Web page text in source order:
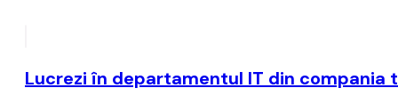
Lucrezi în departamentul IT din compania